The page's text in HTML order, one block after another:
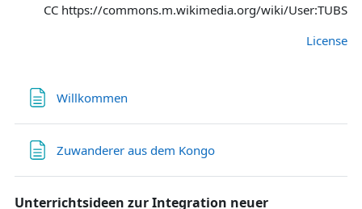
CC https://commons.m.wikimedia.org/wiki/User:TUBS
License
Willkommen
Zuwanderer aus dem KongoTextseite
Unterrichtsideen zur Integration neuer